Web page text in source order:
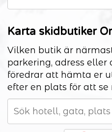
Karta skidbutiker
Vilken butik är
parkering, adress eller
föredrar att hämta er
efter en plats för att